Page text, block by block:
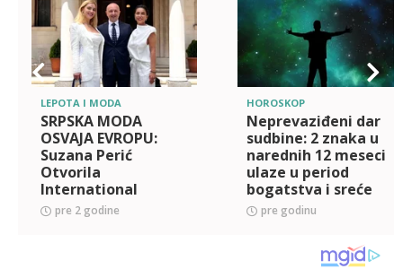
LEPOTA I MODA
SRPSKA MODA
OSVAJA EVROPU:
Suzana Perić
Otvorila
International
Fashion Event
'BALKAN OPEN
pre 2 godine
HOROSKOP
Neprevaziđeni dar
sudbine: 2 znaka u
narednih 12 meseci
ulaze u period
bogatstva i sreće
kakav se ne pamti
pre godinu